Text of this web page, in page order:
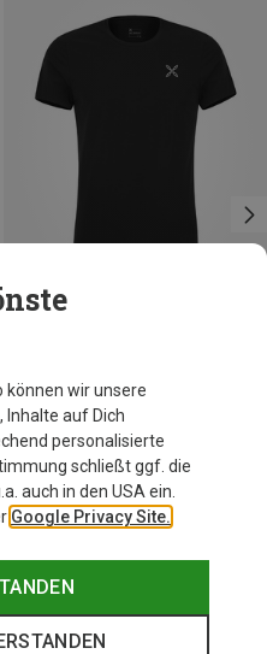
können wir unsere
Inhalte auf Dich
personalisierte
schließt ggf. die
auch in den USA ein.
Google Privacy Site.